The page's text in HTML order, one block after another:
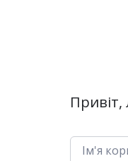
Привіт,